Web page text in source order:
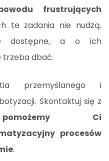
frustrujących
te zadania nie nudzą.
dostępne, a o ich
trzeba dbać.
przemyślanego i
Skontaktuj się z
pomożemy Ci
procesów
.